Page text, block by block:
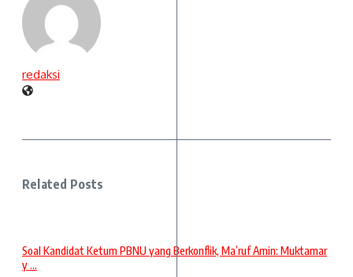
redaksi
Related Posts
Soal Kandidat Ketum PBNU yang Berkonflik, Ma’ruf Amin: Muktamar
y ...